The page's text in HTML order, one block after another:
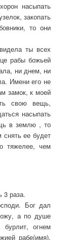
насыпать
закопать
то они
ты всех
рабы божьей
ни днем, ни
Имени его не
замок, к моей
свою вещь,
насыпать
в землю , то
снять ее будет
тяжелее, чем
3 раза.
Бог дал
а по душе
огнем
рабе(имя).